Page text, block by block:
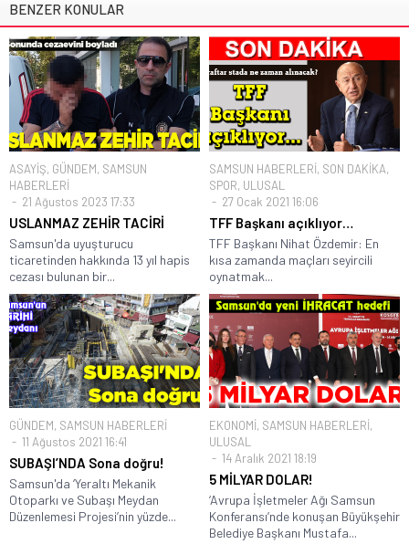
BENZER KONULAR
ASAYİŞ, GÜNDEM, SAMSUN
HABERLERİ
21 Ağustos 2023 17:33
USLANMAZ ZEHİR TACİRİ
Samsun'da uyuşturucu
ticaretinden hakkında 13 yıl hapis
cezası bulunan bir...
SAMSUN HABERLERİ, SON DAKİKA,
SPOR, ULUSAL
27 Ocak 2021 16:06
TFF Başkanı açıklıyor…
TFF Başkanı Nihat Özdemir: En
kısa zamanda maçları seyircili
oynatmak...
GÜNDEM, SAMSUN HABERLERİ
11 Ağustos 2021 16:41
SUBAŞI’NDA Sona doğru!
Samsun'da ‘Yeraltı Mekanik
Otoparkı ve Subaşı Meydan
Düzenlemesi Projesi’nin yüzde...
EKONOMİ, SAMSUN HABERLERİ,
ULUSAL
14 Aralık 2021 18:19
5 MİLYAR DOLAR!
‘Avrupa İşletmeler Ağı Samsun
Konferansı’nde konuşan Büyükşehir
Belediye Başkanı Mustafa...